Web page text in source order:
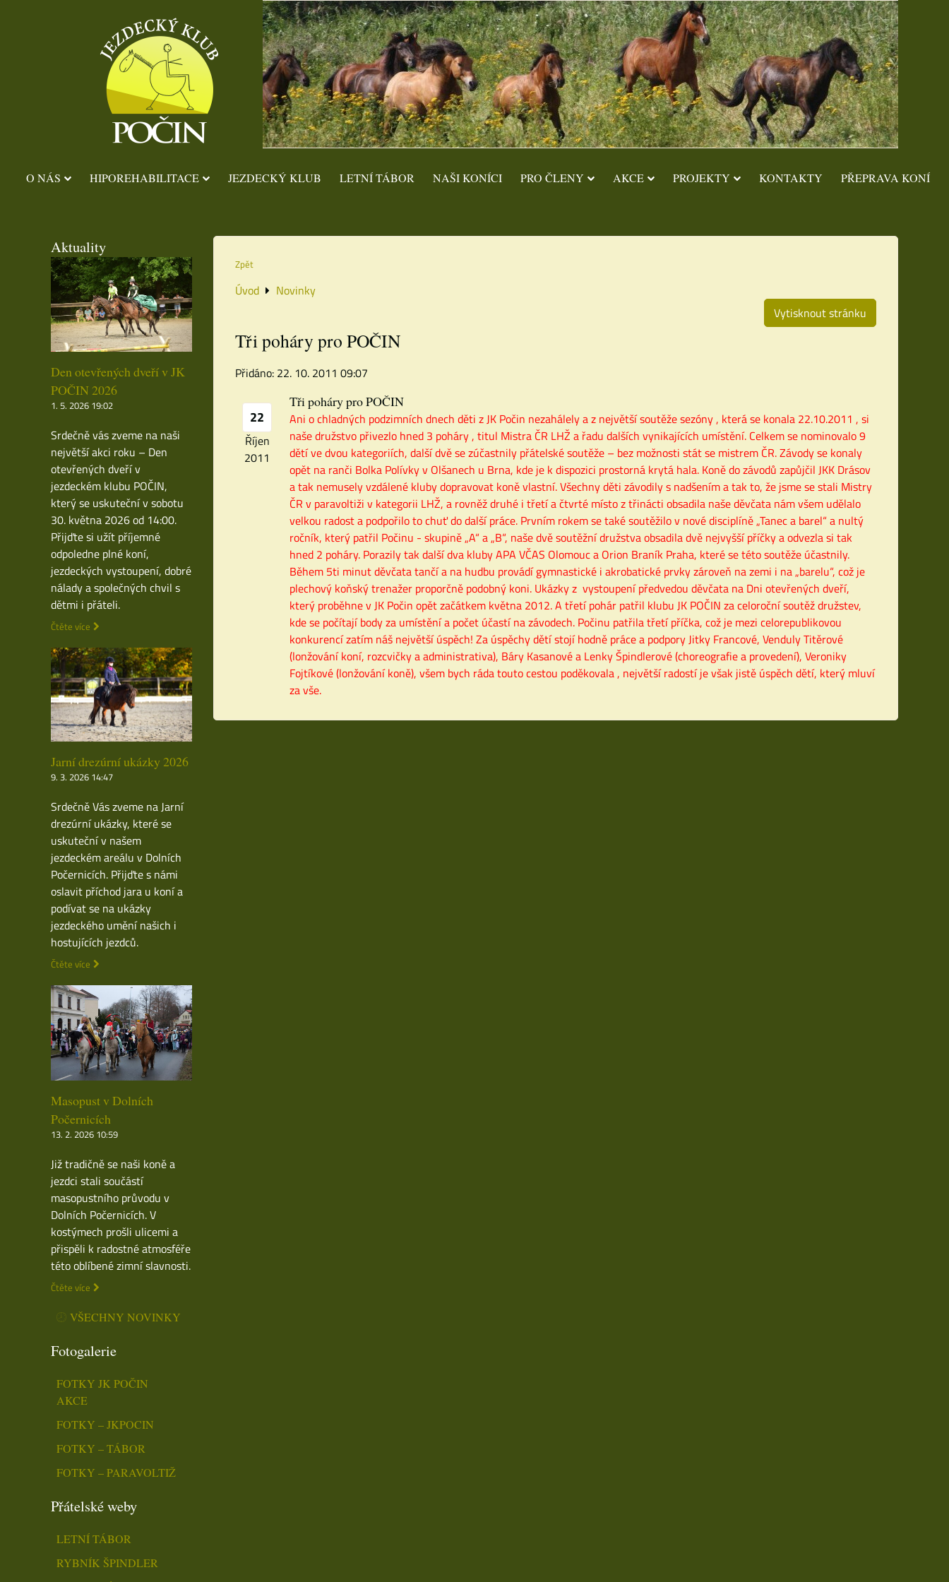
O NÁS HIPOREHABILITACE JEZDECKÝ KLUB LETNÍ TÁBOR NAŠI KONÍCI PRO ČLENY AKCE PROJEKTY KONTAKTY PŘEPRAVA KONÍ
Zpět
Úvod
Novinky
Vytisknout stránku
Tři poháry pro POČIN
Přidáno: 22. 10. 2011 09:07
22
Říjen
2011
Tři poháry pro POČIN
Ani o chladných podzimních dnech děti z JK Počin nezahálely a z největší soutěže sezóny , která se konala 22.10.2011 , si
naše družstvo přivezlo hned 3 poháry , titul Mistra ČR LHŽ a řadu dalších vynikajících umístění. Celkem se nominovalo 9
dětí ve dvou kategoriích, další dvě se zúčastnily přátelské soutěže – bez možnosti stát se mistrem ČR. Závody se konaly
opět na ranči Bolka Polívky v Olšanech u Brna, kde je k dispozici prostorná krytá hala. Koně do závodů zapůjčil JKK Drásov
a tak nemusely vzdálené kluby dopravovat koně vlastní. Všechny děti závodily s nadšením a tak to, že jsme se stali Mistry
ČR v paravoltiži v kategorii LHŽ, a rovněž druhé i třetí a čtvrté místo z třinácti obsadila naše děvčata nám všem udělalo
velkou radost a podpořilo to chuť do další práce. Prvním rokem se také soutěžilo v nové disciplíně „Tanec a barel“ a nultý
ročník, který patřil Počinu - skupině „A“ a „B“, naše dvě soutěžní družstva obsadila dvě nejvyšší příčky a odvezla si tak
hned 2 poháry. Porazily tak další dva kluby APA VČAS Olomouc a Orion Braník Praha, které se této soutěže účastnily.
Během 5ti minut děvčata tančí a na hudbu provádí gymnastické i akrobatické prvky zároveň na zemi i na „barelu“, což je
plechový koňský trenažer proporčně podobný koni. Ukázky z vystoupení předvedou děvčata na Dni otevřených dveří,
který proběhne v JK Počin opět začátkem května 2012.A třetí pohár patřil klubu JK POČIN za celoroční soutěž družstev,
kde se počítají body za umístění a počet účastí na závodech. Počinu patřila třetí příčka, což je mezi celorepublikovou
konkurencí zatím náš největší úspěch! Za úspěchy dětí stojí hodně práce a podpory Jitky Francové, Venduly Titěrové
(lonžování koní, rozcvičky a administrativa), Báry Kasanové a Lenky Špindlerové (choreografie a provedení), Veroniky
Fojtíkové (lonžování koně), všem bych ráda touto cestou poděkovala , největší radostí je však jistě úspěch dětí, který mluví
za vše.
Aktuality
Den otevřených dveří v JK
POČIN 2026
1. 5. 2026 19:02
Srdečně vás zveme na naši
největší akci roku – Den
otevřených dveří v
jezdeckém klubu POČIN,
který se uskuteční v sobotu
30. května 2026 od 14:00.
Přijďte si užít příjemné
odpoledne plné koní,
jezdeckých vystoupení, dobré
nálady a společných chvil s
dětmi i přáteli.
Čtěte více
Jarní drezúrní ukázky 2026
9. 3. 2026 14:47
Srdečně Vás zveme na Jarní
drezúrní ukázky, které se
uskuteční v našem
jezdeckém areálu v Dolních
Počernicích. Přijďte s námi
oslavit příchod jara u koní a
podívat se na ukázky
jezdeckého umění našich i
hostujících jezdců.
Čtěte více
Masopust v Dolních
Počernicích
13. 2. 2026 10:59
Již tradičně se naši koně a
jezdci stali součástí
masopustního průvodu v
Dolních Počernicích. V
kostýmech prošli ulicemi a
přispěli k radostné atmosféře
této oblíbené zimní slavnosti.
Čtěte více
VŠECHNY NOVINKY
Fotogalerie
FOTKY JK POČIN
AKCE
FOTKY – JKPOCIN
FOTKY – TÁBOR
FOTKY – PARAVOLTIŽ
Přátelské weby
LETNÍ TÁBOR
RYBNÍK ŠPINDLER